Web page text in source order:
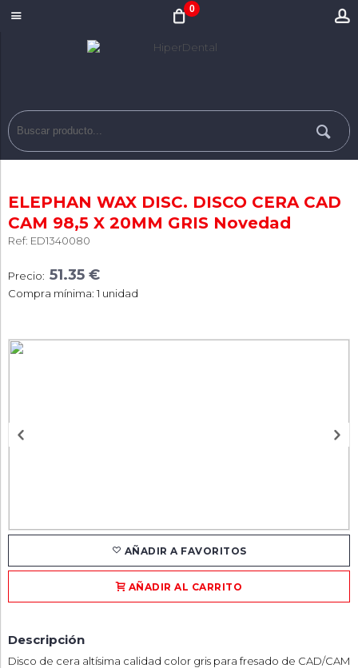
0
ELEPHAN WAX DISC. DISCO CERA CAD
CAM 98,5 X 20MM GRIS Novedad
Ref: ED1340080
Precio: 51.35 €
Compra mínima: 1 unidad
AÑADIR A FAVORITOS
AÑADIR AL CARRITO
Descripción
Disco de cera altísima calidad color gris para fresado de CAD/CAM